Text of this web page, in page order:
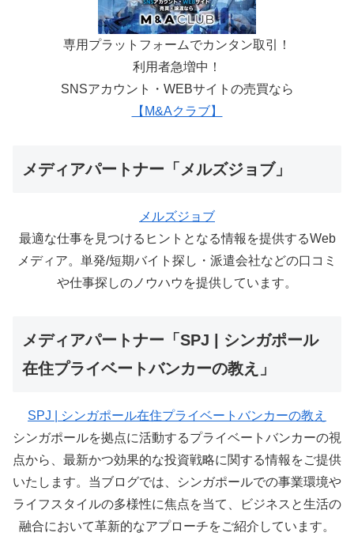
専用プラットフォームでカンタン取引！
利用者急増中！
SNSアカウント・WEBサイトの売買なら
【M&Aクラブ】
メディアパートナー「メルズジョブ」
メルズジョブ
最適な仕事を見つけるヒントとなる情報を提供するWeb
メディア。単発/短期バイト探し・派遣会社などの口コミ
や仕事探しのノウハウを提供しています。
メディアパートナー「SPJ | シンガポール
在住プライベートバンカーの教え」
SPJ | シンガポール在住プライベートバンカーの教え
シンガポールを拠点に活動するプライベートバンカーの視
点から、最新かつ効果的な投資戦略に関する情報をご提供
いたします。当ブログでは、シンガポールでの事業環境や
ライフスタイルの多様性に焦点を当て、ビジネスと生活の
融合において革新的なアプローチをご紹介しています。